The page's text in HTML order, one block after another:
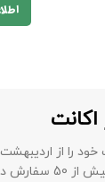
اکانت
را از اردیبهشت
سال 1400 اغاز کرد و با انجام بیش از 50